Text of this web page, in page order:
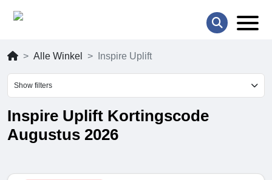
Alle Winkel Inspire Uplift
Show filters
Inspire Uplift Kortingscode
Augustus 2026